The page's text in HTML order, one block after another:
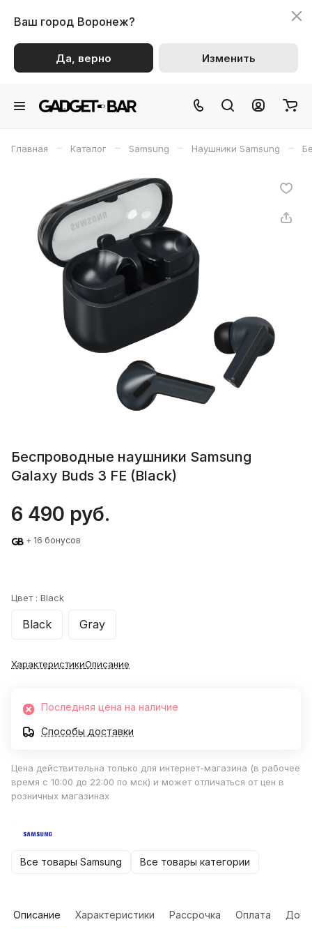
Ваш город Воронеж?
Да, верно Изменить
Главная – Каталог – Samsung – Наушники Samsung –
Беспроводные наушники Samsung
Galaxy Buds 3 FE (Black)
6 490 руб.
+ 16 бонусов
Цвет : Black
Black Gray
ХарактеристикиОписание
Последняя цена на наличие
Способы доставки
Цена действительна только для интернет-магазина (в рабочее
время с 10:00 до 22:00 по мск) и может отличаться от цен в
розничных магазинах
Все товары Samsung Все товары категории
Описание Характеристики Рассрочка Оплата